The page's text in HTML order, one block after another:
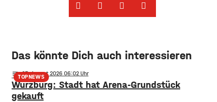
Das könnte Dich auch interessieren
TOPNEWS
notes 07. August 2026 06:02
Würzburg: Stadt hat Arena-Grundstück
gekauft